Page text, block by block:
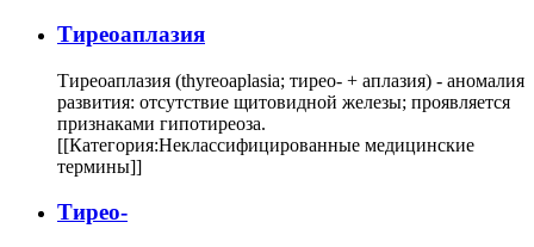
Тиреоаплазия
Тиреоаплазия (thyreoaplasia; тирео- + аплазия) - аномалия
развития: отсутствие щитовидной железы; проявляется
признаками гипотиреоза.
[[Категория:Неклассифицированные медицинские
термины]]
Тирео-